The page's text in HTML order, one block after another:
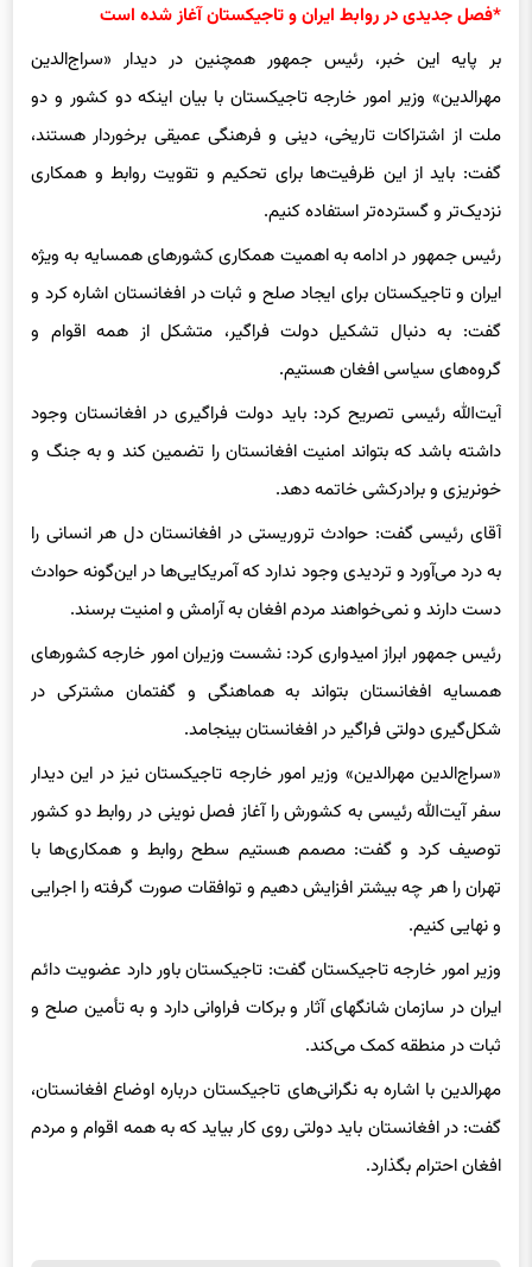
*فصل جدیدی در روابط ایران و تاجیکستان آغاز شده است
بر پایه این خبر، رئیس جمهور همچنین در دیدار «سراج‌الدین
مهرالدین» وزیر امور خارجه تاجیکستان با بیان اینکه دو کشور و دو
ملت از اشتراکات تاریخی، دینی و فرهنگی عمیقی برخوردار هستند،
گفت: باید از این ظرفیت‌ها برای تحکیم و تقویت روابط و همکاری‌
نزدیک‌تر و گسترده‌تر استفاده کنیم.
رئیس جمهور در ادامه به اهمیت همکاری کشورهای همسایه به ویژه
ایران و تاجیکستان برای ایجاد صلح و ثبات در افغانستان اشاره کرد و
گفت: به دنبال تشکیل دولت فراگیر، متشکل از همه اقوام و
گروه‌های سیاسی افغان هستیم.
آیت‌الله رئیسی تصریح کرد: باید دولت فراگیری در افغانستان وجود
داشته باشد که بتواند امنیت افغانستان را تضمین کند و به جنگ و
خونریزی و برادرکشی خاتمه دهد.
آقای رئیسی گفت: حوادث تروریستی در افغانستان دل هر انسانی را
به درد می‌آورد و تردیدی وجود ندارد که آمریکایی‌ها در این‌گونه حوادث
دست دارند و نمی‌خواهند مردم افغان به آرامش و امنیت برسند.
رئیس جمهور ابراز امیدواری کرد: نشست وزیران امور خارجه کشورهای
همسایه افغانستان بتواند به هماهنگی و گفتمان مشترکی در
شکل‌گیری دولتی فراگیر در افغانستان بینجامد.
«سراج‌الدین مهرالدین» وزیر امور خارجه تاجیکستان نیز در این دیدار
سفر آیت‌الله رئیسی به کشورش را آغاز فصل نوینی در روابط دو کشور
توصیف کرد و گفت: مصمم هستیم سطح روابط و همکاری‌ها با
تهران را هر چه بیشتر افزایش دهیم و توافقات صورت گرفته را اجرایی
و نهایی کنیم.
وزیر امور خارجه تاجیکستان گفت: تاجیکستان باور دارد عضویت دائم
ایران در سازمان شانگهای آثار و برکات فراوانی دارد و به تأمین صلح و
ثبات در منطقه کمک می‌کند.
مهرالدین با اشاره به نگرانی‌های تاجیکستان درباره اوضاع افغانستان،
گفت: در افغانستان باید دولتی روی کار بیاید که به همه اقوام و مردم
افغان احترام بگذارد.